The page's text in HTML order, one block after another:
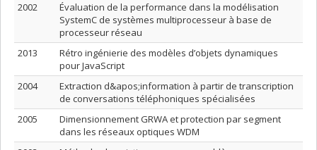
2002
Évaluation de la performance dans la modélisation
SystemC de systèmes multiprocesseur à base de
processeur réseau
2013
Rétro ingénierie des modèles d’objets dynamiques
pour JavaScript
2004
Extraction d&apos;information à partir de transcription
de conversations téléphoniques spécialisées
2005
Dimensionnement GRWA et protection par segment
dans les réseaux optiques WDM